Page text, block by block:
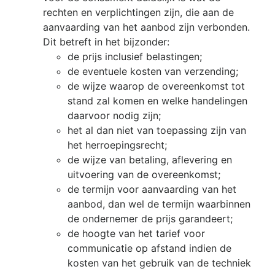
rechten en verplichtingen zijn, die aan de
aanvaarding van het aanbod zijn verbonden.
Dit betreft in het bijzonder:
de prijs inclusief belastingen;
de eventuele kosten van verzending;
de wijze waarop de overeenkomst tot
stand zal komen en welke handelingen
daarvoor nodig zijn;
het al dan niet van toepassing zijn van
het herroepingsrecht;
de wijze van betaling, aflevering en
uitvoering van de overeenkomst;
de termijn voor aanvaarding van het
aanbod, dan wel de termijn waarbinnen
de ondernemer de prijs garandeert;
de hoogte van het tarief voor
communicatie op afstand indien de
kosten van het gebruik van de techniek